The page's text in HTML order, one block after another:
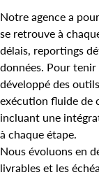
Notre agence a
se retrouve à
délais, reportings
données. Pour
développé des
exécution fluide de
incluant une
à chaque étape.
Nous évoluons en
livrables et les